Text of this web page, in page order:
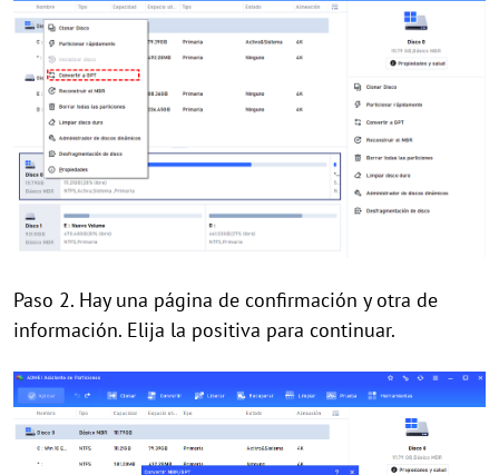
Paso 2. Hay una página de confirmación y otra de
información. Elija la positiva para continuar.